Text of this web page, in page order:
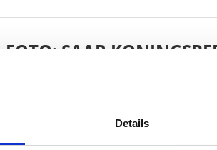
Details
FOTO: SAAR